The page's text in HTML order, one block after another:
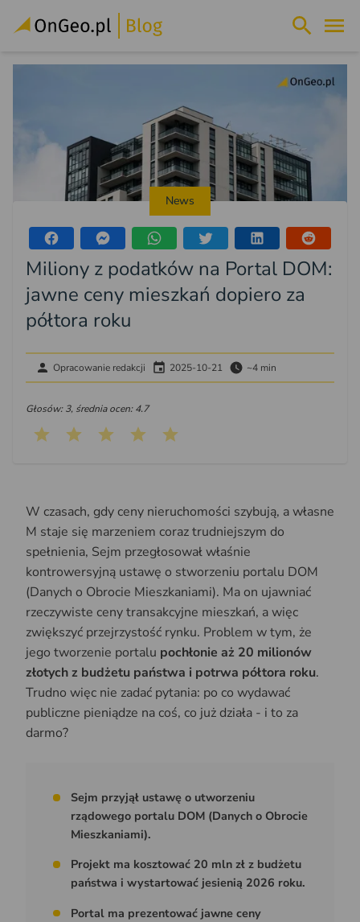
News
Miliony z podatków na Portal DOM:
jawne ceny mieszkań dopiero za
półtora roku
Opracowanie redakcji 2025-10-21 ~4 min
Głosów: 3, średnia ocen: 4.7
W czasach, gdy ceny nieruchomości szybują, a własne
M staje się marzeniem coraz trudniejszym do
spełnienia, Sejm przegłosował właśnie
kontrowersyjną ustawę o stworzeniu portalu DOM
(Danych o Obrocie Mieszkaniami). Ma on ujawniać
rzeczywiste ceny transakcyjne mieszkań, a więc
zwiększyć przejrzystość rynku. Problem w tym, że
jego tworzenie portalu pochłonie aż 20 milionów
złotych z budżetu państwa i potrwa półtora roku.
Trudno więc nie zadać pytania: po co wydawać
publiczne pieniądze na coś, co już działa - i to za
darmo?
Sejm przyjął ustawę o utworzeniu
rządowego portalu DOM (Danych o Obrocie
Mieszkaniami).
Projekt ma kosztować 20 mln zł z budżetu
państwa i wystartować jesienią 2026 roku.
Portal ma prezentować jawne ceny